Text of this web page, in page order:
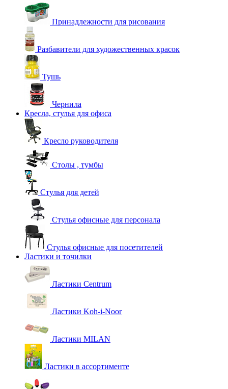
Принадлежности для рисования
Разбавители для художественных красок
Тушь
Чернила
Кресла, стулья для офиса
Кресло руководителя
Столы , тумбы
Стулья для детей
Стулья офисные для персонала
Стулья офисные для посетителей
Ластики и точилки
Ластики Centrum
Ластики Koh-i-Noor
Ластики MILAN
Ластики в ассортименте